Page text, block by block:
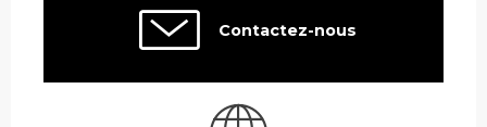
Contactez-nous